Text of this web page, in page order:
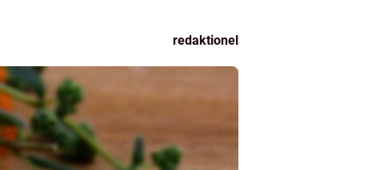
redaktionel